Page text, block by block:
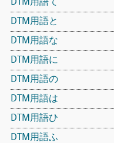
DTM用語て
DTM用語と
DTM用語な
DTM用語に
DTM用語の
DTM用語は
DTM用語ひ
DTM用語ふ